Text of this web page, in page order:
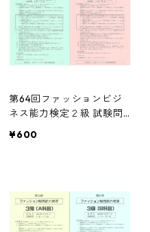
第64回ファッションビジ
ネス能力検定２級 試験問
¥600